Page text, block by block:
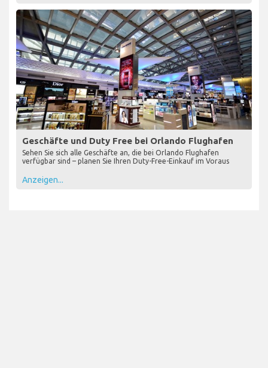
Geschäfte und Duty Free bei Orlando Flughafen
Sehen Sie sich alle Geschäfte an, die bei Orlando Flughafen
verfügbar sind – planen Sie Ihren Duty-Free-Einkauf im Voraus
Anzeigen...